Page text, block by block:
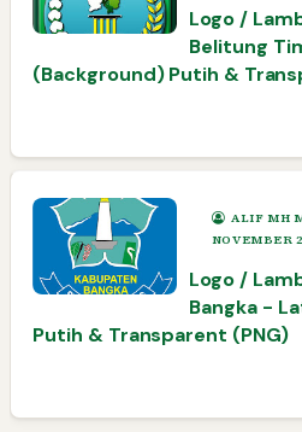
Logo /
Belitung
(Background) Putih &
ALIF MH
NOVEMBER
Logo /
Bangka -
Putih & Transparent (PNG)